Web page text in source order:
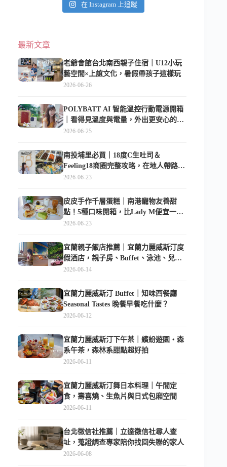
在 Instagram 上追蹤
最新文章
老爺會館台北南西親子住宿｜U12小玩
藝空間×上誼文化，暑假帶孩子這樣玩
2026-06-26
POLYBATT AI 智能溫控行動電源開箱
｜看得見溫度與電量，外出更安心的
10000mAh 行動電源
2026-06-25
南投埔里必買｜18度C生吐司＆
Feeling18商圈完整攻略，在地人帶路這
樣逛
2026-06-23
皮皮手作千層蛋糕｜南港寵物友善甜
點！5種口味開箱，比Lady M便宜一半
的台北隱藏版
2026-06-23
宜蘭親子飯店推薦｜宜蘭力麗威斯汀度
假酒店，親子房、Buffet、泳池、兒童
俱樂部超適合放電
2026-06-14
宜蘭力麗威斯汀 Buffet｜知味西餐廳
Seasonal Tastes 晚餐早餐吃什麼？
2026-06-12
宜蘭力麗威斯汀下午茶｜繽紛遊園・森
系午茶，森林系甜點超好拍
2026-06-11
宜蘭力麗威斯汀舞日本料理｜午間定
食，壽喜燒、生魚片與日式包廂空間
2026-06-11
台北徵信社推薦｜立達徵信社尋人查
址，蒐證調查專家陪你找回失聯的家人
2026-06-08